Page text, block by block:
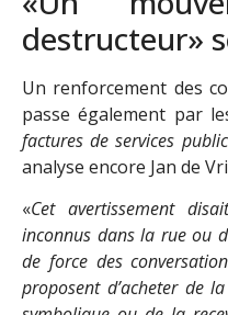
destructeur»
Un renforcement des
passe également par
factures de services
analyse encore Jan de
«Cet avertissement disait
inconnus dans la rue ou
de force des
proposent d’acheter de